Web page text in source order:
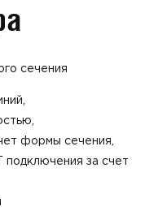
сечения
формы сечения,
подключения за счет